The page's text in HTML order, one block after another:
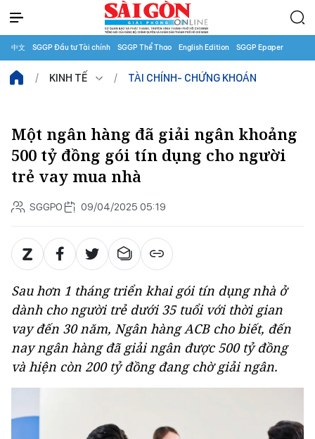
中文 SGGP Đầu tư Tài chính SGGP Thể Thao English Edition SGGP Epaper
KINH TẾ TÀI CHÍNH- CHỨNG KHOÁN
Một ngân hàng đã giải ngân khoảng
500 tỷ đồng gói tín dụng cho người
trẻ vay mua nhà
SGGPO 09/04/2025 05:19
Sau hơn 1 tháng triển khai gói tín dụng nhà ở
dành cho người trẻ dưới 35 tuổi với thời gian
vay đến 30 năm, Ngân hàng ACB cho biết, đến
nay ngân hàng đã giải ngân được 500 tỷ đồng
và hiện còn 200 tỷ đồng đang chờ giải ngân.